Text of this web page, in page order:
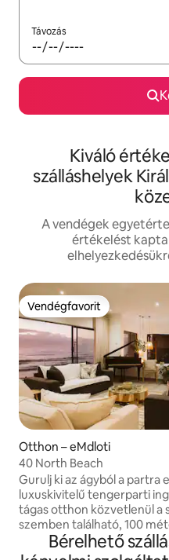
Távozás
Kiváló
szálláshelyek
A vendégek
értékelést
Vendégfavorit
Vendégfavorit
Otthon – eMdloti
40 North Beach
Gurulj ki az ágyból a partra
luxuskivitelű tengerparti
tágas otthon közvetlenül a
szemben található, 100
Umdloti
250 méterre az
Bérelhető